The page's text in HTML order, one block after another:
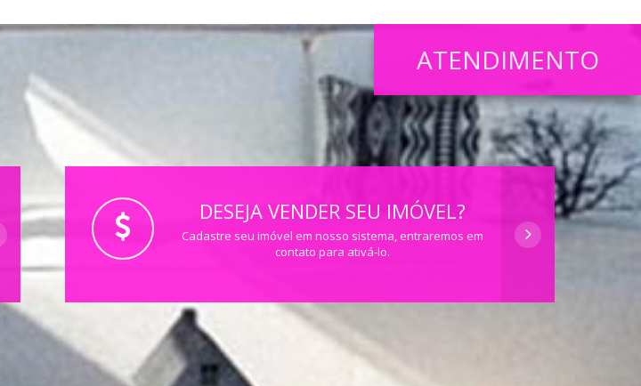
ATENDIMENTO
DESEJA VENDER SEU IMÓVEL?
Cadastre seu imóvel em nosso sistema, entraremos em
contato para ativá-lo.